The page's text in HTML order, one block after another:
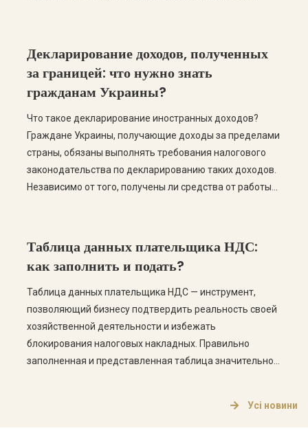
налоговой нагрузки, необходимости уплаты
дополнительных налогов и усложнению ведения
хозяйственной деятельности. Если налоговый орган […]
Декларирование доходов, полученных
за границей: что нужно знать
гражданам Украины?
Что такое декларирование иностранных доходов?
Граждане Украины, получающие доходы за пределами
страны, обязаны выполнять требования налогового
законодательства по декларированию таких доходов.
Независимо от того, получены ли средства от работы
подлежат декларированию в Украине.
Декларирование иностранных доходов является
обязанностью налогового резидента […]
Таблица данных плательщика НДС:
как заполнить и подать?
Таблица данных плательщика НДС — инструмент,
позволяющий бизнесу подтвердить реальность своей
хозяйственной деятельности и избежать
блокирования налоговых накладных. Правильно
заполненная и представленная таблица значительно
плательщика НДС? Это специальная форма, которая
Усі новини